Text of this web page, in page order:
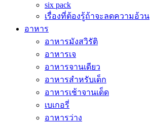
six pack
เรื่องที่ต้องรู้ถ้าจะลดความอ้วน
อาหาร
อาหารมังสวิรัติ
อาหารเจ
อาหารจานเดียว
อาหารสำหรับเด็ก
อาหารเช้าจานเด็ด
เบเกอรี่
อาหารว่าง